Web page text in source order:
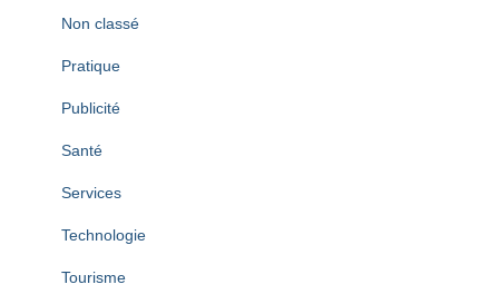
Non classé
Pratique
Publicité
Santé
Services
Technologie
Tourisme